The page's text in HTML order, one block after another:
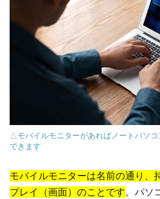
△モバイルモニターがあればノートパソ
できます
モバイルモニターは名前の通り、
プレイ（画面）のことです。パソ